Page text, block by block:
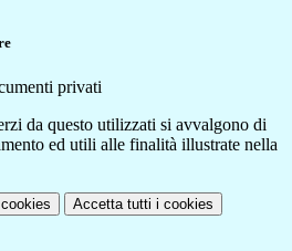
privati
da questo utilizzati si avvalgono di
ed utili alle finalità illustrate nella
Accetta tutti i cookies